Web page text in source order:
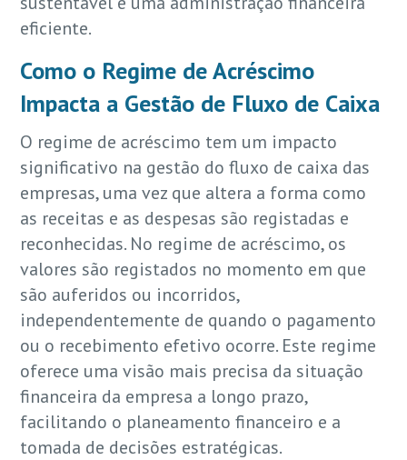
eficiente.
Como o Regime de Acréscimo
Impacta a Gestão de Fluxo de Caixa
O regime de acréscimo tem um impacto
significativo na gestão do fluxo de caixa das
empresas, uma vez que altera a forma como
as receitas e as despesas são registadas e
reconhecidas. No regime de acréscimo, os
valores são registados no momento em que
são auferidos ou incorridos,
independentemente de quando o pagamento
ou o recebimento efetivo ocorre. Este regime
oferece uma visão mais precisa da situação
financeira da empresa a longo prazo,
facilitando o planeamento financeiro e a
tomada de decisões estratégicas.